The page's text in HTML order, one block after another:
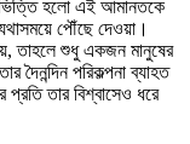
হলো এই আমানতকে
পৌঁছে দেওয়া।
তাহলে শুধু একজন মানুষের
দৈনন্দিন পরিকল্পনা ব্যাহত
প্রতি তার বিশ্বাসেও ধরে